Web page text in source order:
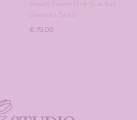
Peach Fresh Pink Suit Set
(Jacket + Skirt)
€ 79,00